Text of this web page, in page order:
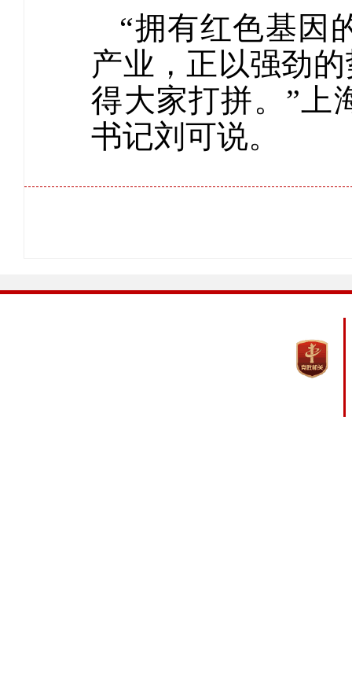
“拥有红色基因
产业，正以强劲
得大家打拼。”上
书记刘可说。